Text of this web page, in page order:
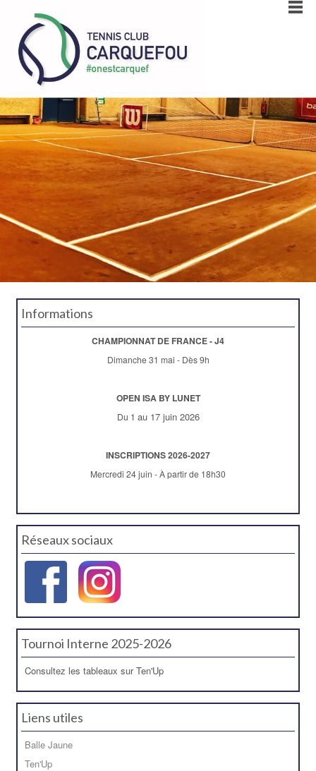
Informations
CHAMPIONNAT DE FRANCE - J4
Dimanche 31 mai - Dès 9h
OPEN ISA BY LUNET
Du 1 au 17 juin 2026
INSCRIPTIONS 2026-2027
Mercredi 24 juin - À partir de 18h30
Réseaux sociaux
Tournoi Interne 2025-2026
Consultez les tableaux sur Ten'Up
Liens utiles
Balle Jaune
Ten'Up